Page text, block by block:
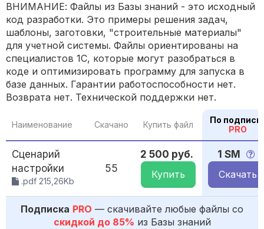
ВНИМАНИЕ: Файлы из Базы знаний - это исходный
код разработки. Это примеры решения задач,
шаблоны, заготовки, "строительные материалы"
для учетной системы. Файлы ориентированы на
специалистов 1С, которые могут разобраться в
коде и оптимизировать программу для запуска в
базе данных. Гарантии работоспособности нет.
Возврата нет. Технической поддержки нет.
Наименование Скачано Купить файл
По
PRO
Сценарий
настройки
.pdf 215,26Kb
55
2 500 руб.
Купить
1 SM
Скачать
Подписка PRO — скачивайте любые файлы со
скидкой до 85% из Базы знаний